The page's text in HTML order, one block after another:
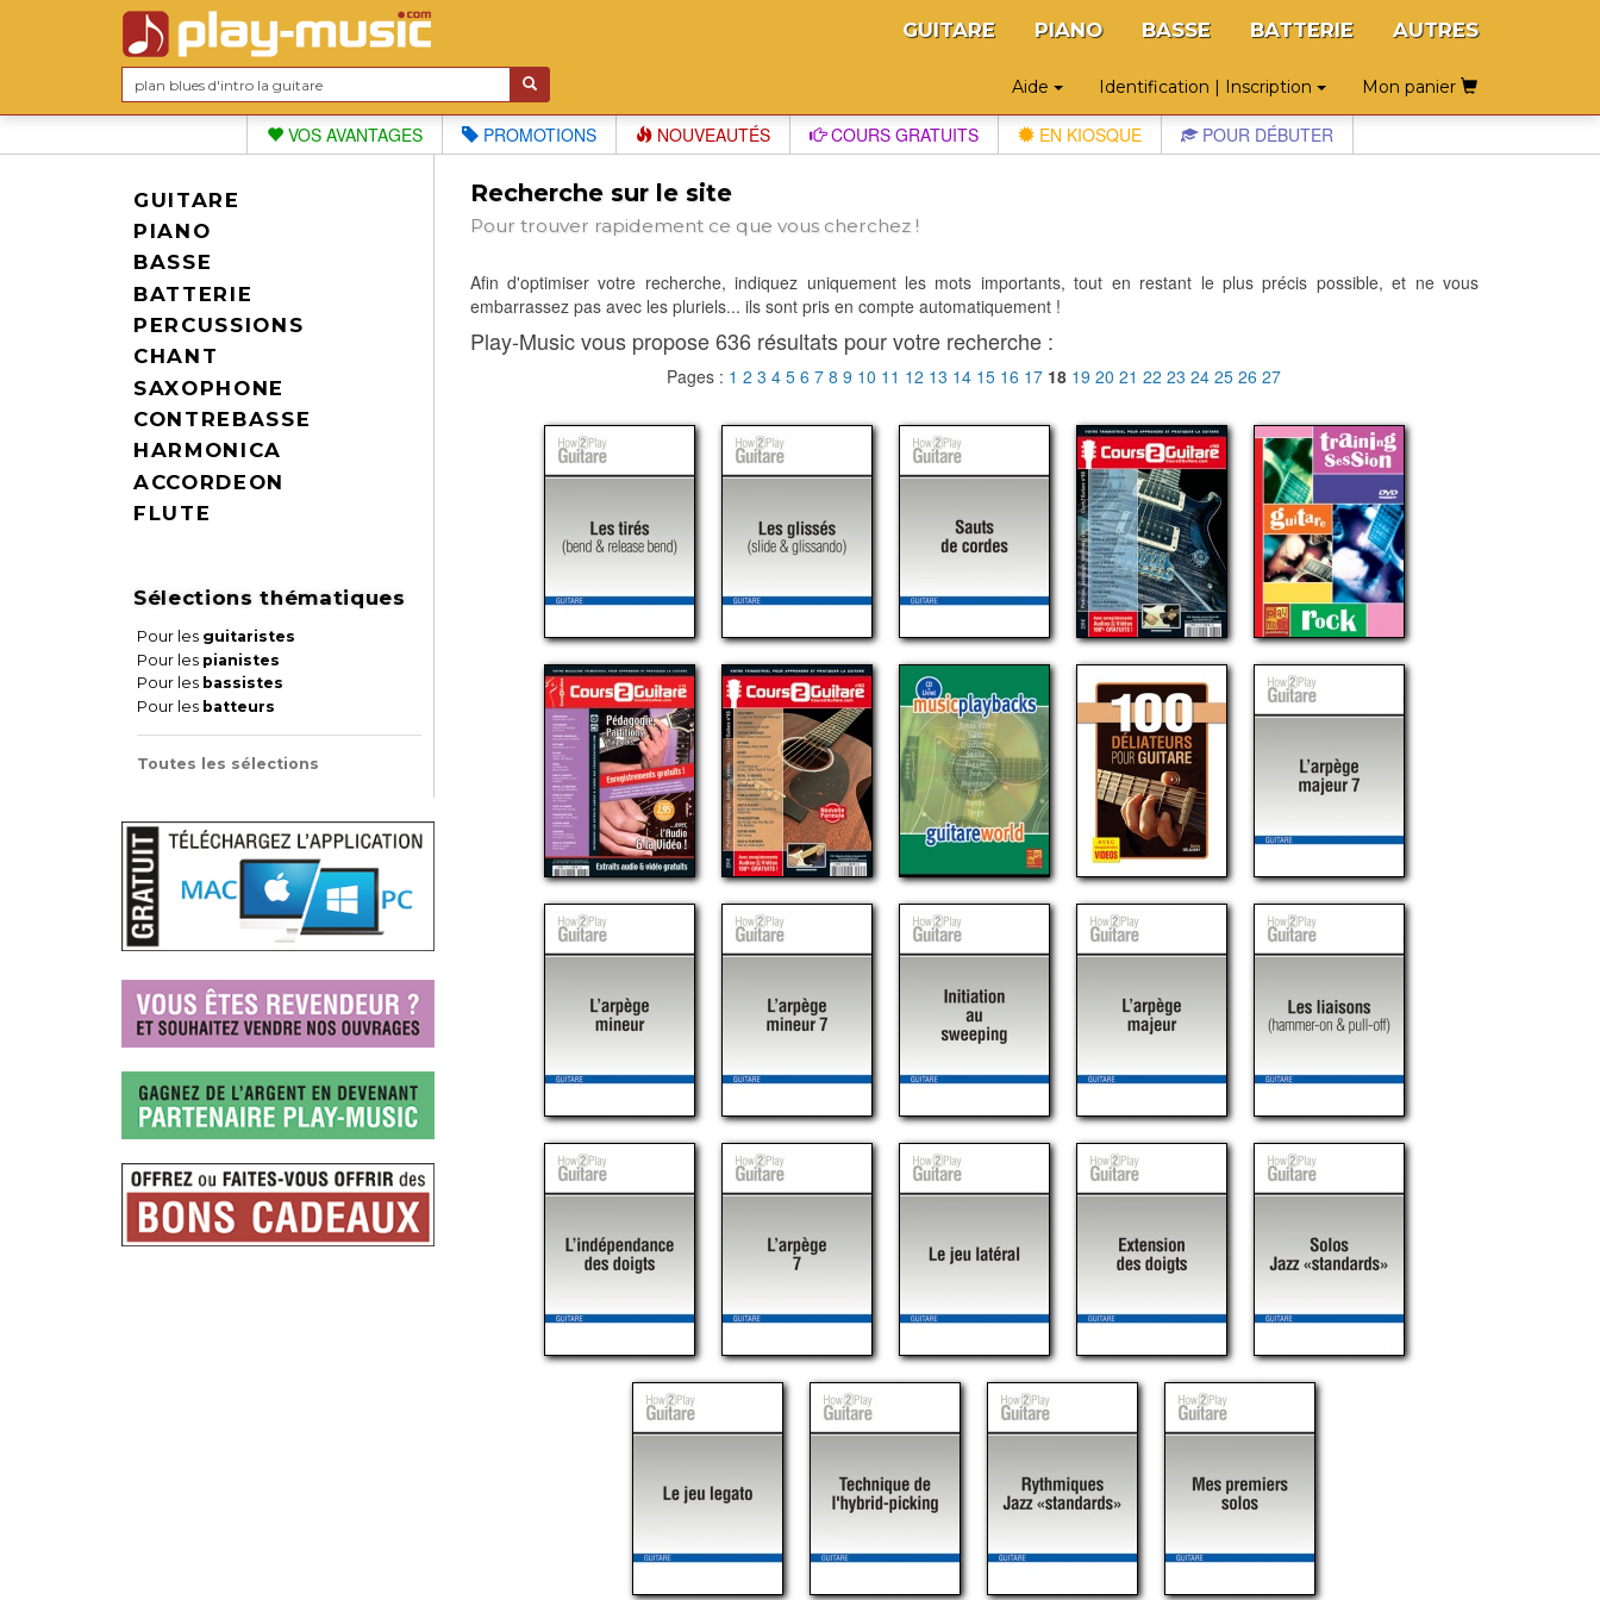
GUITARE PIANO BASSE BATTERIE AUTRES
Aide Identification | Inscription Mon panier
VOS AVANTAGES PROMOTIONS NOUVEAUTÉS COURS GRATUITS EN KIOSQUE POUR DÉBUTER
GUITARE
PIANO
BASSE
BATTERIE
PERCUSSIONS
CHANT
SAXOPHONE
CONTREBASSE
HARMONICA
ACCORDEON
FLUTE
Sélections thématiques
Pour les guitaristes
Pour les pianistes
Pour les bassistes
Pour les batteurs
Toutes les sélections
Recherche sur le site
Pour trouver rapidement ce que vous cherchez !
Afin d'optimiser votre recherche, indiquez uniquement les mots importants, tout en restant le plus précis possible, et ne vous
embarrassez pas avec les pluriels... ils sont pris en compte automatiquement !
Play-Music vous propose 636 résultats pour votre recherche :
Pages : 1 2 3 4 5 6 7 8 9 10 11 12 13 14 15 16 17 18 19 20 21 22 23 24 25 26 27